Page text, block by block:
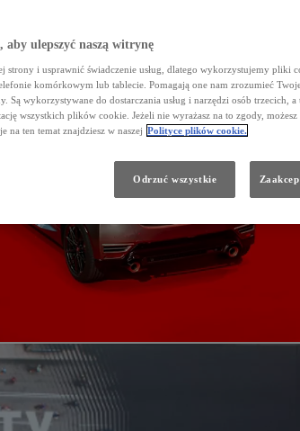
ulepszyć naszą witrynę
strony i usprawnić świadczenie usług, dlatego wykorzystujemy pliki
komórkowym lub tablecie. Pomagają one nam zrozumieć
Są wykorzystywane do dostarczania usług i narzędzi osób trzecich, a
wszystkich plików cookie. Jeżeli nie wyrażasz na to zgody, możesz
na ten temat znajdziesz w naszej Polityce plików cookie.
Odrzuć wszystkie